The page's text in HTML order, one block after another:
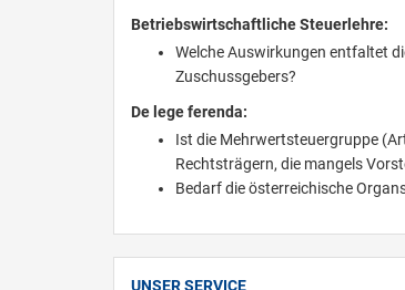
Betriebswirtschaftliche Steuerlehre:
Welche Auswirkungen entfaltet
Zuschussgebers?
De lege ferenda:
Ist die Mehrwertsteuergruppe
Rechtsträgern, die mangels
Bedarf die österreichische
UNSER SERVICE